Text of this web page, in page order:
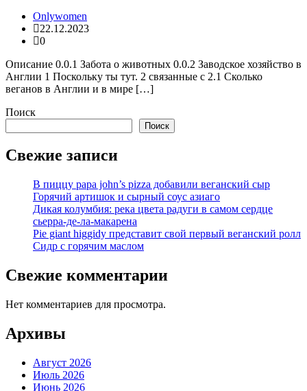
Onlywomen
22.12.2023
0
Описание 0.0.1 Забота о животных 0.0.2 Заводское хозяйство в
Англии 1 Поскольку ты тут. 2 связанные с 2.1 Сколько
веганов в Англии и в мире […]
Поиск
Поиск
Свежие записи
В пиццу papa john’s pizza добавили веганский сыр
Горячий артишок и сырный соус азиаго
Дикая колумбия: река цвета радуги в самом сердце
сьерра-де-ла-макарена
Pie giant higgidy представит свой первый веганский ролл
Сидр с горячим маслом
Свежие комментарии
Нет комментариев для просмотра.
Архивы
Август 2026
Июль 2026
Июнь 2026